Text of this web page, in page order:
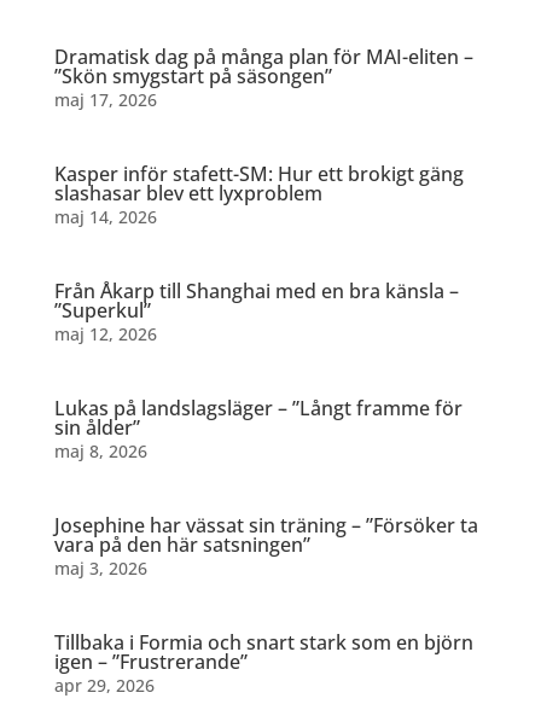
Dramatisk dag på många plan för MAI-eliten –
”Skön smygstart på säsongen”
maj 17, 2026
Kasper inför stafett-SM: Hur ett brokigt gäng
slashasar blev ett lyxproblem
maj 14, 2026
Från Åkarp till Shanghai med en bra känsla –
”Superkul”
maj 12, 2026
Lukas på landslagsläger – ”Långt framme för
sin ålder”
maj 8, 2026
Josephine har vässat sin träning – ”Försöker ta
vara på den här satsningen”
maj 3, 2026
Tillbaka i Formia och snart stark som en björn
igen – ”Frustrerande”
apr 29, 2026